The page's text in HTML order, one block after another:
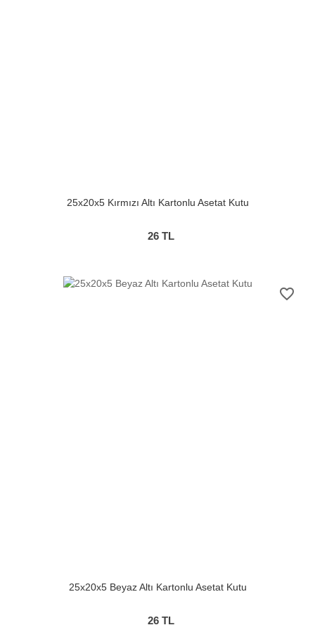
25x20x5 Kırmızı Altı Kartonlu Asetat Kutu
26 TL
favorite_border
25x20x5 Beyaz Altı Kartonlu Asetat Kutu
26 TL